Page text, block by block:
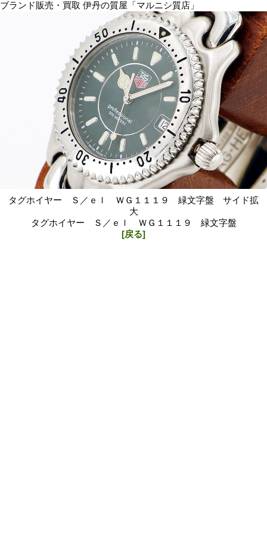
ブランド販売・買取 伊丹の質屋「マルニシ質店」
タグホイヤー Ｓ／ｅｌ ＷＧ１１１９ 緑文字盤 サイド拡
大
タグホイヤー Ｓ／ｅｌ ＷＧ１１１９ 緑文字盤
[戻る]